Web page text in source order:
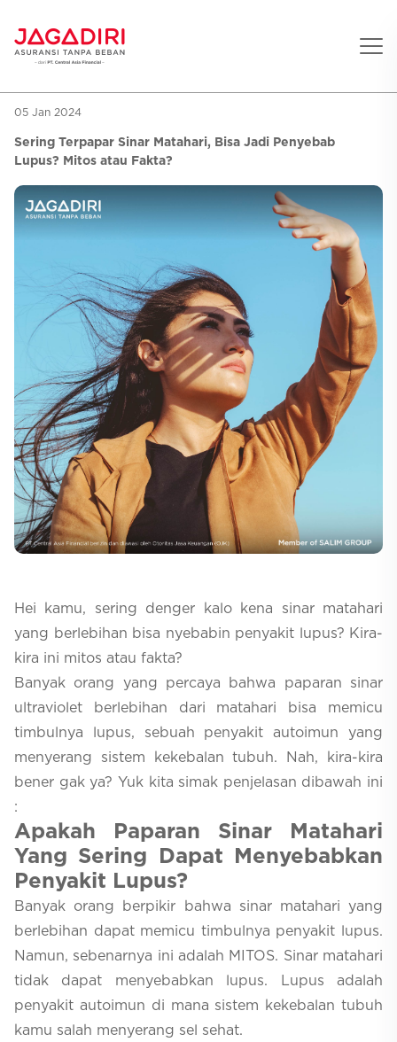
Beranda
Asuransi Pribadi
Jiwa
Lifestyle
Asuransi Ramean
Jaga Konser
Jaga Gamers
Asuransi Kecelakaan
Asuransi Kesehatan
Promo
Hitung Premi
Selfcare
05 Jan 2024
Sering Terpapar Sinar Matahari, Bisa Jadi Penyebab
Lupus? Mitos atau Fakta?
Hei kamu, sering denger kalo kena sinar matahari
yang berlebihan bisa nyebabin penyakit lupus? Kira-
kira ini mitos atau fakta?
Banyak orang yang percaya bahwa paparan sinar
ultraviolet berlebihan dari matahari bisa memicu
timbulnya lupus, sebuah penyakit autoimun yang
menyerang sistem kekebalan tubuh. Nah, kira-kira
bener gak ya? Yuk kita simak penjelasan dibawah ini
:
Apakah Paparan Sinar Matahari
Yang Sering Dapat Menyebabkan
Penyakit Lupus?
Banyak orang berpikir bahwa sinar matahari yang
berlebihan dapat memicu timbulnya penyakit lupus.
Namun, sebenarnya ini adalah MITOS. Sinar matahari
tidak dapat menyebabkan lupus. Lupus adalah
penyakit autoimun di mana sistem kekebalan tubuh
kamu salah menyerang sel sehat.